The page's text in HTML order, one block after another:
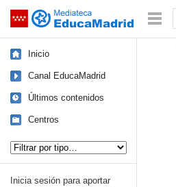
Saltar navegación
Inicio
Canal EducaMadrid
Últimos contenidos
Centros
Inicia sesión para aportar